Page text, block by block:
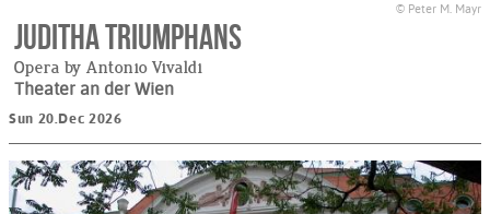
© Peter M. Mayr
Juditha triumphans
Opera by Antonio Vivaldi
Theater an der Wien
Sun 20.Dec 2026